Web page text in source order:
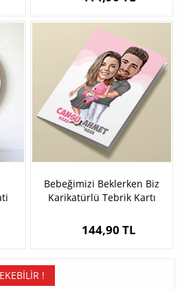
Bebeğimizi Beklerken Biz
Karikatürlü Tebrik Kartı
144,90 TL
!